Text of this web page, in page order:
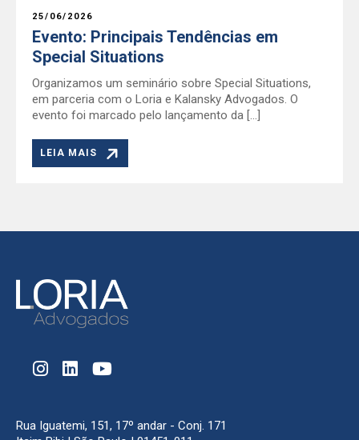
25/06/2026
Evento: Principais Tendências em
Special Situations
Organizamos um seminário sobre Special Situations,
em parceria com o Loria e Kalansky Advogados. O
evento foi marcado pelo lançamento da […]
LEIA MAIS
Rua Iguatemi, 151, 17º andar - Conj. 171